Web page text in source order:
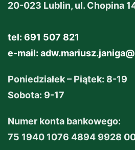
20-023 Lublin, ul. Chopina
tel: 691 507 821
e-mail:
Poniedziałek – Piątek: 8-19
Sobota: 9-17
Numer konta bankowego:
75 1940 1076 4894 9928